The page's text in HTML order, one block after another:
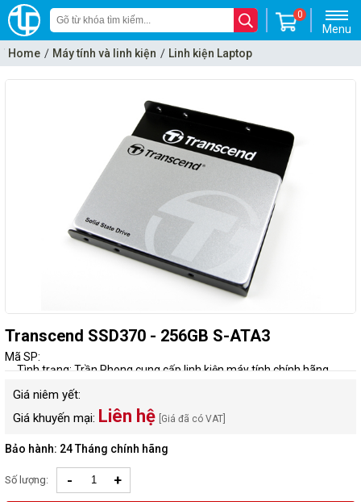
Menu
0
Home Máy tính và linh kiện
Linh kiện Laptop
Ổ cứng thể rắn - SSD
Transcend SSD370 - 256GB S-ATA3
Mã SP:
Tình trạng: Trần Phong cung cấp linh kiện máy tính chính hãng
Giá niêm yết:
Giá khuyến mại: Liên hệ [Giá đã có VAT]
Bảo hành: 24 Tháng chính hãng
Số lượng: - +